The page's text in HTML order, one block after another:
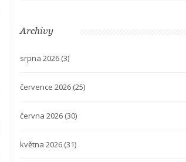
Archivy
srpna 2026 (3)
července 2026 (25)
června 2026 (30)
května 2026 (31)